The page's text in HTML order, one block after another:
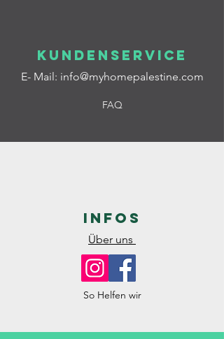
Kundenservice
E- Mail: info@myhomepalestine.com
FAQ
Infos
Über uns
So Helfen wir